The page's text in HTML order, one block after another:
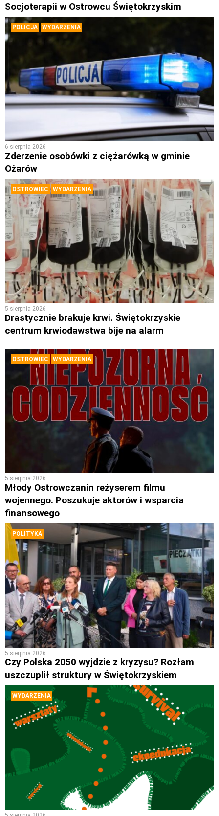
Socjoterapii w Ostrowcu Świętokrzyskim
POLICJA WYDARZENIA
6 sierpnia 2026
Zderzenie osobówki z ciężarówką w gminie
Ożarów
OSTROWIEC WYDARZENIA
5 sierpnia 2026
Drastycznie brakuje krwi. Świętokrzyskie
centrum krwiodawstwa bije na alarm
OSTROWIEC WYDARZENIA
5 sierpnia 2026
Młody Ostrowczanin reżyserem filmu
wojennego. Poszukuje aktorów i wsparcia
finansowego
POLITYKA
5 sierpnia 2026
Czy Polska 2050 wyjdzie z kryzysu? Rozłam
uszczuplił struktury w Świętokrzyskiem
WYDARZENIA